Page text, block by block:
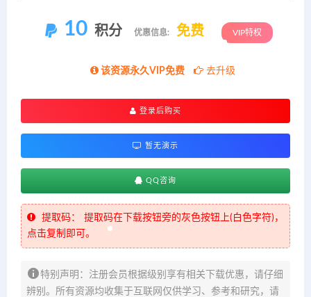
10 积分 优惠信息: 免费 VIP特权
该资源永久VIP免费 去升级
登录后购买
暂无演示
QQ咨询
提取码：
提取码在下载按钮旁的灰色按钮上(白色字符)，
点击复制即可。
特别声明：注册会员根据级别享有相关下载优惠，请仔细
辨别。所有资源均收集于互联网仅供学习、参考和研究，请